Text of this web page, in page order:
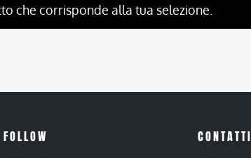
che corrisponde alla tua selezione.
FOLLOW CONTATTI